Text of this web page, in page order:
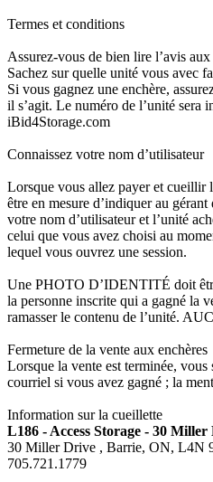
Termes et conditions
Assurez-vous de bien lire l’avis
Sachez sur quelle unité vous avec
Si vous gagnez une enchère,
il s’agit. Le numéro de l’unité sera
iBid4Storage.com
Connaissez votre nom d’utilisateur
Lorsque vous allez payer et cueillir
être en mesure d’indiquer au gérant
votre nom d’utilisateur et l’unité
celui que vous avez choisi au
lequel vous ouvrez une session.
Une PHOTO D’IDENTITÉ doit
la personne inscrite qui a gagné la
ramasser le contenu de l’unité.
Fermeture de la vente aux enchères
Lorsque la vente est terminée, vous
courriel si vous avez gagné ; la
Information sur la cueillette
L186 - Access Storage - 30
30 Miller Drive , Barrie, ON, L4N
705.721.1779